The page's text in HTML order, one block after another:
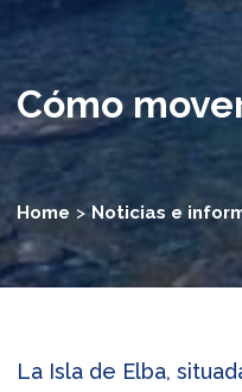
Cómo
Home Noticias e
La Isla de Elba,